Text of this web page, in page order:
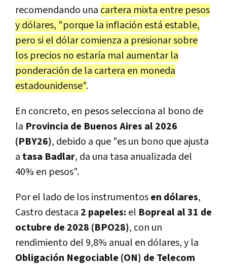
recomendando una cartera mixta entre pesos
y dólares, "porque la inflación está estable,
pero si el dólar comienza a presionar sobre
los precios no estaría mal aumentar la
ponderación de la cartera en moneda
estadounidense".
En concreto, en pesos selecciona al bono de
la Provincia de Buenos Aires al 2026
(PBY26), debido a que "es un bono que ajusta
a tasa Badlar, da una tasa anualizada del
40% en pesos".
Por el lado de los instrumentosen dólares,
Castro destaca 2 papeles: el Bopreal al 31 de
octubre de 2028 (BPO28), con un
rendimiento del 9,8% anual en dólares, y la
Obligación Negociable (ON) de Telecom